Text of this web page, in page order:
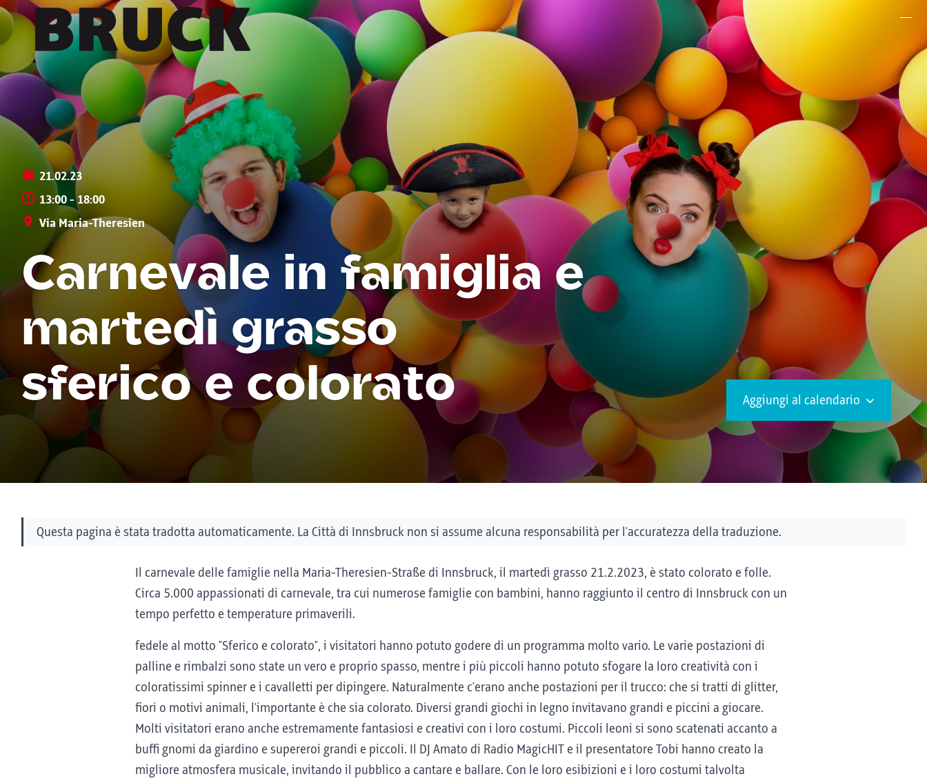
+43 (0) 512 / 56 15 00
office@innsbruckmarketing.at
Mo. – Fr.: 9:00 – 17:00 Uhr
21.02.23
13:00 - 18:00
Via Maria-Theresien
Carnevale in famiglia e
martedì grasso
sferico e colorato
Aggiungi al calendario
Questa pagina è stata tradotta automaticamente. La Città di Innsbruck non si assume alcuna responsabilità per l'accuratezza della traduzione.
Il carnevale delle famiglie nella Maria-Theresien-Straße di Innsbruck, il martedì grasso 21.2.2023, è stato colorato e folle.
Circa 5.000 appassionati di carnevale, tra cui numerose famiglie con bambini, hanno raggiunto il centro di Innsbruck con un
tempo perfetto e temperature primaverili.
fedele al motto "Sferico e colorato", i visitatori hanno potuto godere di un programma molto vario. Le varie postazioni di
palline e rimbalzi sono state un vero e proprio spasso, mentre i più piccoli hanno potuto sfogare la loro creatività con i
coloratissimi spinner e i cavalletti per dipingere. Naturalmente c'erano anche postazioni per il trucco: che si tratti di glitter,
fiori o motivi animali, l'importante è che sia colorato. Diversi grandi giochi in legno invitavano grandi e piccini a giocare.
Molti visitatori erano anche estremamente fantasiosi e creativi con i loro costumi. Piccoli leoni si sono scatenati accanto a
buffi gnomi da giardino e supereroi grandi e piccoli. Il DJ Amato di Radio MagicHIT e il presentatore Tobi hanno creato la
migliore atmosfera musicale, invitando il pubblico a cantare e ballare. Con le loro esibizioni e i loro costumi talvolta